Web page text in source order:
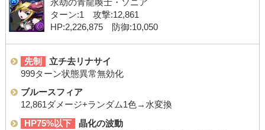
永劫の青龍喚士・ソニア
ターン:1 攻撃:12,861
HP:2,226,875 防御:10,050
先制
立チ去リナサイ
999ターン状態異常無効化
ブルースフィア
12,861ダメージ+ランダム1色→水変換
HP75%以下
晶化の波動